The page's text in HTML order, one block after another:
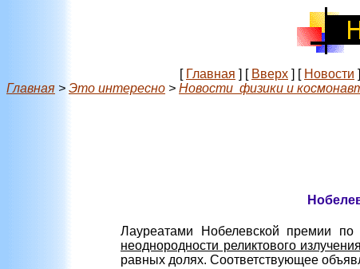
[ Главная ] [ Вверх ] [ Новости ]
Главная > Это интересно > Новости физики и
Лауреатами Нобелевской премии
неоднородности реликтового
равных долях. Соответствующее